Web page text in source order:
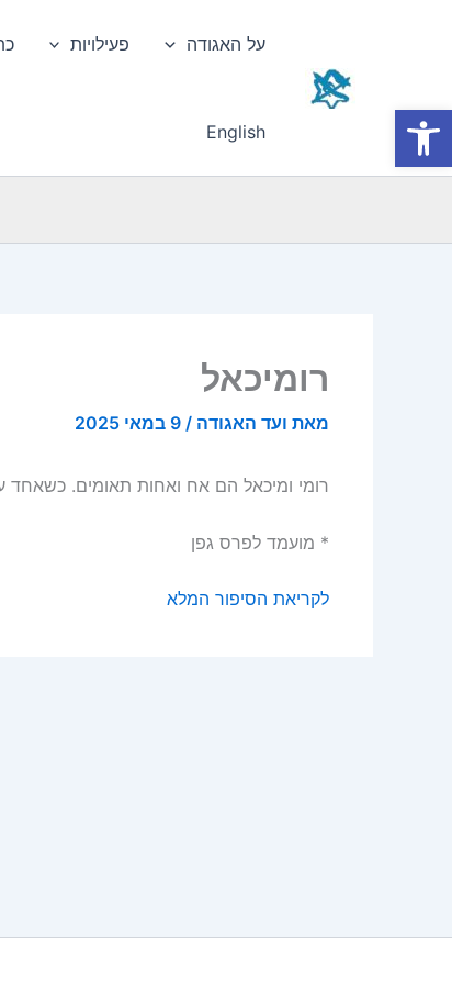
על האגודה פעילויות
English
רומיכאל
מאת ועד האגודה / 9 במאי 2025
רומי ומיכאל הם אח ואחות תאומים. כשאחד
* מועמד לפרס גפן
לקריאת הסיפור המלא
פתח סרגל נגישות